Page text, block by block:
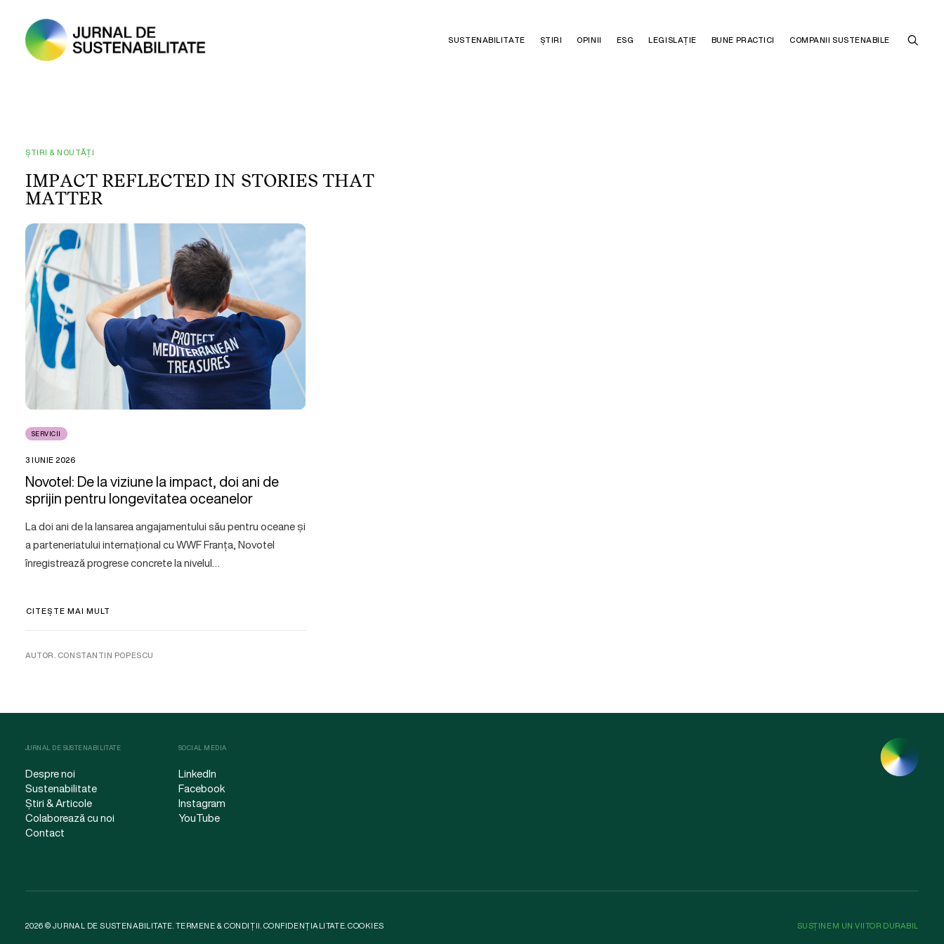
SUSTENABILITATE ȘTIRI OPINII ESG LEGISLAȚIE BUNE PRACTICI COMPANII SUSTENABILE
ȘTIRI & NOUTĂȚI
IMPACT REFLECTED IN STORIES THAT
MATTER
SERVICII
3 IUNIE 2026
Novotel: De la viziune la impact, doi ani de
sprijin pentru longevitatea oceanelor
La doi ani de la lansarea angajamentului său pentru oceane și
a parteneriatului internațional cu WWF Franța, Novotel
înregistrează progrese concrete la nivelul…
CITEȘTE MAI MULT
AUTOR. CONSTANTIN POPESCU
JURNAL DE SUSTENABILITATE
Despre noi
Sustenabilitate
Știri & Articole
Colaborează cu noi
Contact
SOCIAL MEDIA
LinkedIn
Facebook
Instagram
YouTube
2026 © JURNAL DE SUSTENABILITATE.TERMENE & CONDIȚII.CONFIDENȚIALITATE.COOKIES SUSȚINEM UN VIITOR DURABIL